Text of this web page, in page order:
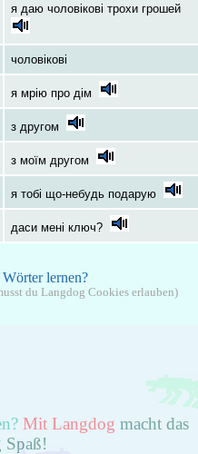
я даю чоловікові трохи грошей
чоловікові
я мрію про дім
з другом
з моїм другом
я тобі що-небудь подарую
даси мені ключ?
lernen?
du Langdog Cookies erlauben)
Mit Langdog macht das
Spaß!